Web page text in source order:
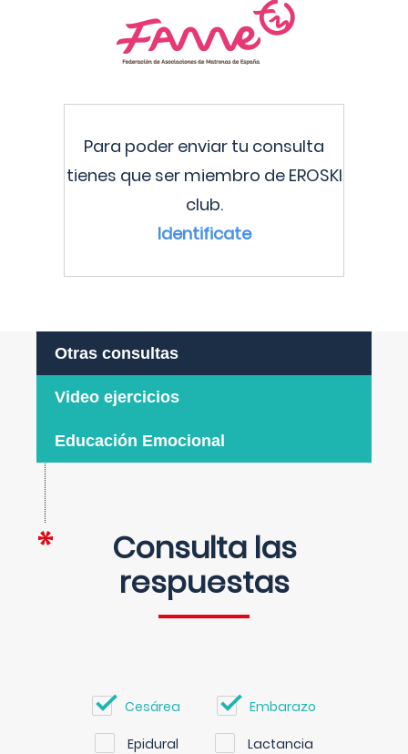
Para poder enviar tu consulta
tienes que ser miembro de EROSKI
club.
Identificate
Otras consultas
Video ejercicios
Educación Emocional
Consulta las
respuestas
Cesárea Embarazo
Epidural Lactancia